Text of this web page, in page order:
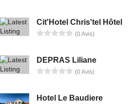
Cit'Hotel Chris'tel Hôtel
(0 Avis)
DEPRAS Liliane
(0 Avis)
Hotel Le Baudiere